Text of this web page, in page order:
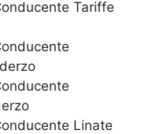
Tariffe
Linate